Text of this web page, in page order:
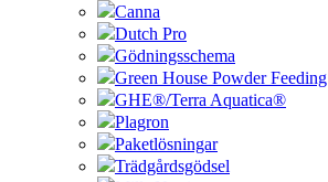
Canna
Dutch Pro
Gödningsschema
Green House Powder Feeding
GHE®/Terra Aquatica®
Plagron
Paketlösningar
Trädgårdsgödsel